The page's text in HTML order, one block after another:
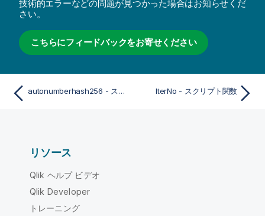
技術的エラーなどの問題が見つかった場合はお知らせくだ
さい。
こちらにフィードバックをお寄せください
autonumberhash256 - スクリプト関数 IterNo - スクリプト関数
リソース
Qlik ヘルプ ビデオ
Qlik Developer
トレーニング